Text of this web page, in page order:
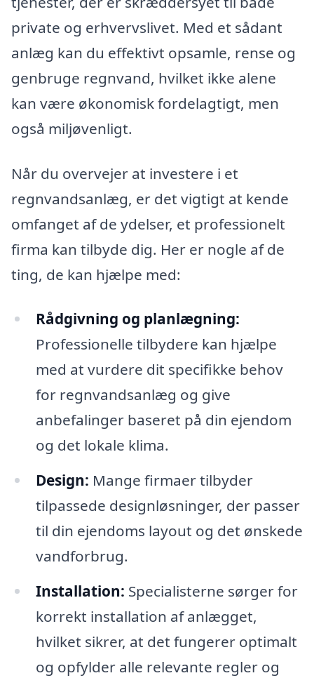
private og erhvervslivet. Med et sådant
anlæg kan du effektivt opsamle, rense og
genbruge regnvand, hvilket ikke alene
kan være økonomisk fordelagtigt, men
også miljøvenligt.
Når du overvejer at investere i et
regnvandsanlæg, er det vigtigt at kende
omfanget af de ydelser, et professionelt
firma kan tilbyde dig. Her er nogle af de
ting, de kan hjælpe med:
Rådgivning og planlægning:
Professionelle tilbydere kan hjælpe
med at vurdere dit specifikke behov
for regnvandsanlæg og give
anbefalinger baseret på din ejendom
og det lokale klima.
Design: Mange firmaer tilbyder
tilpassede designløsninger, der passer
til din ejendoms layout og det ønskede
vandforbrug.
Installation: Specialisterne sørger for
korrekt installation af anlægget,
hvilket sikrer, at det fungerer optimalt
og opfylder alle relevante regler og